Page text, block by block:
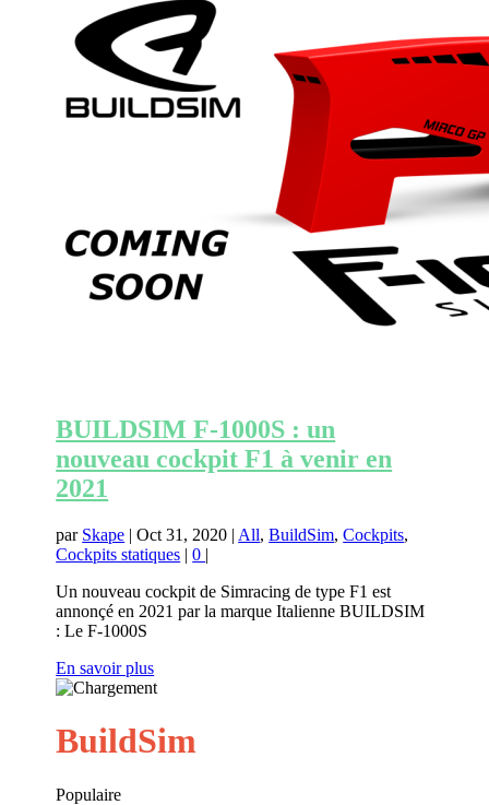
BUILDSIM F-1000S : un
nouveau cockpit F1 à venir en
2021
par Skape |Oct 31, 2020 | All,BuildSim,Cockpits,
Cockpits statiques |0 |
Un nouveau cockpit de Simracing de type F1 est
annonçé en 2021 par la marque Italienne BUILDSIM
: Le F-1000S
En savoir plus
BuildSim
Populaire